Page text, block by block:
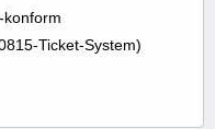
Ticket-System)